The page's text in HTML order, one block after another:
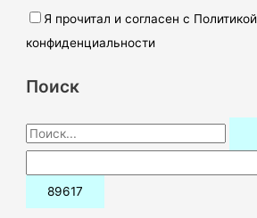
Я прочитал и согласен с Политикой
конфиденциальности
Поиск
П
о
и